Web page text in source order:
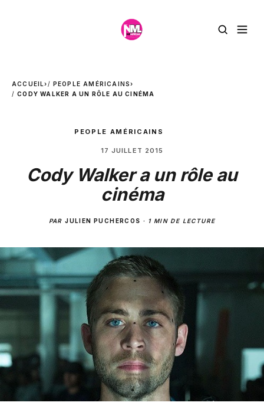
ACCUEIL› PEOPLE AMÉRICAINS›
CODY WALKER A UN RÔLE AU CINÉMA
PEOPLE AMÉRICAINS
17 JUILLET 2015
Cody Walker a un rôle au
cinéma
PARJULIEN PUCHERCOS · 1 MIN DE LECTURE